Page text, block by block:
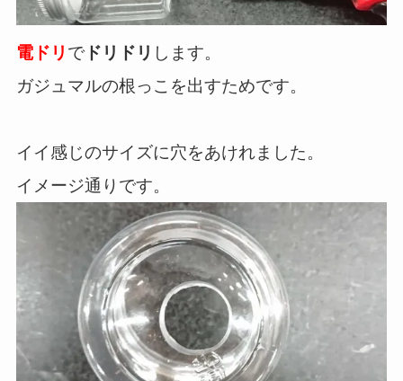
電ドリ でドリドリ します。
ガジュマルの根っこを出すためです。
イイ感じのサイズに穴をあけれました。
イメージ通りです。